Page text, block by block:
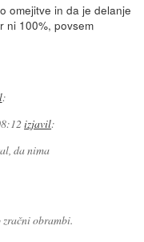
omejitve in da je delanje
ni 100%, povsem
:
izjavil:
da nima
zračni obrambi.